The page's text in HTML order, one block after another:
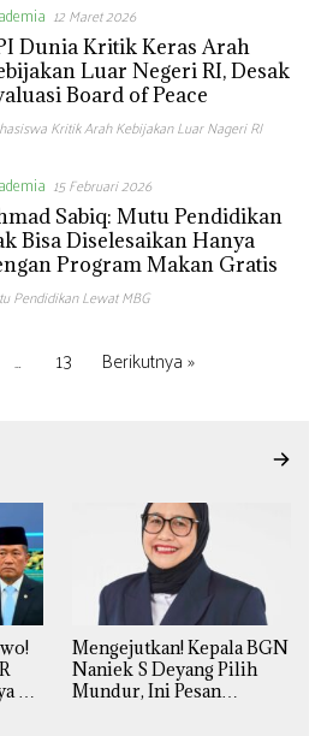
12 Maret 2026
Dunia Kritik Keras Arah
Luar Negeri RI, Desak
Board of Peace
Kritik Arah Kebijakan Luar Nageri RI
15 Februari 2026
Sabiq: Mutu Pendidikan
Bisa Diselesaikan Hanya
Program Makan Gratis
Pendidikan Lewat MBG
… 13 Berikutnya »
di
Mengejutkan! Kepala BGN
Naniek S Deyang Pilih
Mundur, Ini Pesan